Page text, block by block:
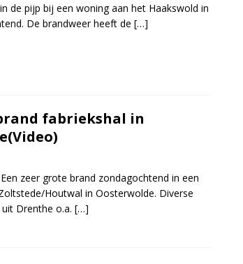
de pijp bij een woning aan het Haakswold in
De brandweer heeft de […]
fabriekshal in
Een zeer grote brand zondagochtend in een
Houtwal in Oosterwolde. Diverse
Drenthe o.a. […]